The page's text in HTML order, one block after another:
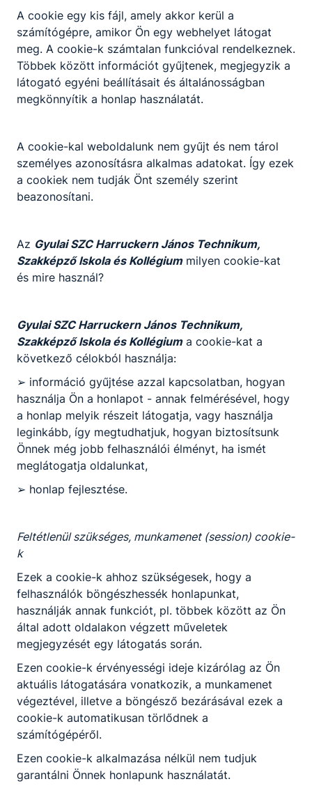
KKK letöltése (pdf)
PTT letöltése (pdf)
Okleveles technikusképzés
Nem
szakképzettség megszerzésével zárul.
A központifűtés- és gázhálózatrendszer-szerelő
feladata biztosítani egy épület komfortos
használatához a megfelelő fűtéstechnikai
megoldásokat, ötvözve a melegvíz-ellátással. A
fűtési rendszerek nagy többségét még mindig
váltják fel alternatív hőtermelő berendezések. A
szerelő feladata továbbá ezeket a rendszereket
telepíteni és szerelni.
karbantartása, bővítése, felszerelni illetve
beszerelni a gáztüzelő berendezéseket, illetve
azok égéstermék elvezető rendszereit. Szakági
munkaszervezési feladatokat. Kitölti az egyes
kivitelezési dokumentumokat, lefolytatja a szakági
átadási-átvételi eljárásokat. Elvégzi a fűtési
rendszerek próbaüzemeltetését és az esetlegesen
felmerülő hibákat kijavítja, elhárítja. A szerelő
önállóan tartja a kapcsolatot a megrendelővel,
javaslatokat tehet az igényeket kielégítő,
minőségi műszaki megoldásokra.
Ajánlott minden ﬁatal számára, aki erős műszaki
vénával rendelkezik és érdeklődik az energetika,
különösen a fűtési rendszerek és a földgáz
elhelyezkedési lehetőséget nyújt a gázelosztó
társaságoknál, kivitelező cégeknél és a vállalatok,
KOMPETENCIAELVÁRÁS
Kreativitás, a műszaki feladatok iránti erős
érdeklődés, önállóságra való törekvés, csapatban
való együttműködés, precizitás,
problémamegoldó képesség, jó kapcsolatteremtő
készség.
fűtési rendszereket, komplett gázhálózatot
A cookie egy kis fájl, amely akkor kerül a
számítógépre, amikor Ön egy webhelyet látogat
meg. A cookie-k számtalan funkcióval rendelkeznek.
Többek között információt gyűjtenek, megjegyzik a
látogató egyéni beállításait és általánosságban
megkönnyítik a honlap használatát.
A cookie-kal weboldalunk nem gyűjt és nem tárol
személyes azonosításra alkalmas adatokat. Így ezek
a cookiek nem tudják Önt személy szerint
beazonosítani.
Az Gyulai SZC Harruckern János Technikum,
Szakképző Iskola és Kollégiummilyen cookie-kat
és mire használ?
Gyulai SZC Harruckern János Technikum,
Szakképző Iskola és Kollégiuma cookie-kat a
következő célokból használja:
➢ információ gyűjtése azzal kapcsolatban, hogyan
használja Ön a honlapot - annak felmérésével, hogy
a honlap melyik részeit látogatja, vagy használja
leginkább, így megtudhatjuk, hogyan biztosítsunk
Önnek még jobb felhasználói élményt, ha ismét
meglátogatja oldalunkat,
➢ honlap fejlesztése.
Feltétlenül szükséges, munkamenet (session) cookie-
k
Ezek a cookie-k ahhoz szükségesek, hogy a
felhasználók böngészhessék honlapunkat,
használják annak funkciót, pl. többek között az Ön
által adott oldalakon végzett műveletek
megjegyzését egy látogatás során.
Ezen cookie-k érvényességi ideje kizárólag az Ön
aktuális látogatására vonatkozik, a munkamenet
végeztével, illetve a böngésző bezárásával ezek a
cookie-k automatikusan törlődnek a
számítógépéről.
Ezen cookie-k alkalmazása nélkül nem tudjuk
garantálni Önnek honlapunk használatát.